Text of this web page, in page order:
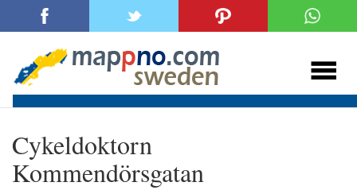
Cykeldoktorn
Kommendörsgatan